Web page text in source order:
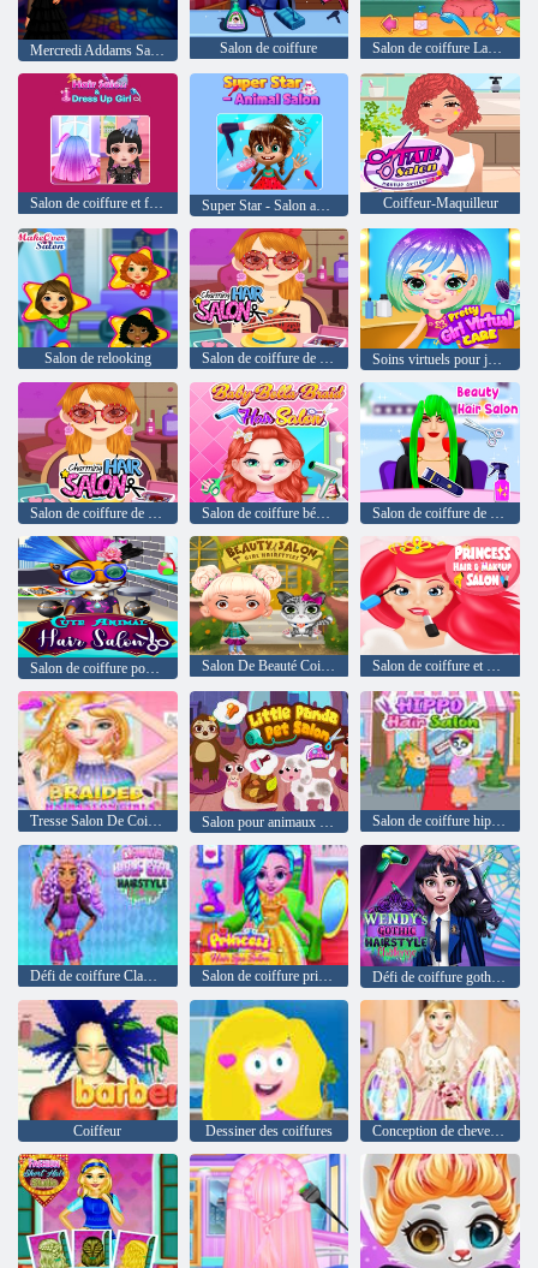
Salon de coiffure Salon de coiffure Labubu
Salon de coiffure et fille habillée Super Star - Salon animal Coiffeur-Maquilleur
Salon de relooking Salon de coiffure de charme Soins virtuels pour jolie fille
Salon de coiffure de charme Salon de coiffure bébé Bella Braid Salon de coiffure de beauté
Salon De Beauté Coiffures Pour Filles Salon de coiffure et de maquillage Princesse
Tresse Salon De Coiffure Filles Salon pour animaux de compagnie Petit Panda Salon de coiffure hippopotame
Défi de coiffure Clawdia Wolfgirl Salon de coiffure princesse Défi de coiffure gothique de Wendy
Coiffeur Dessiner des coiffures